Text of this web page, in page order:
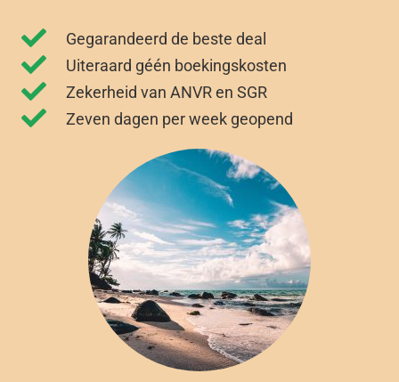
Gegarandeerd de beste deal
Uiteraard géén boekingskosten
Zekerheid van ANVR en SGR
Zeven dagen per week geopend